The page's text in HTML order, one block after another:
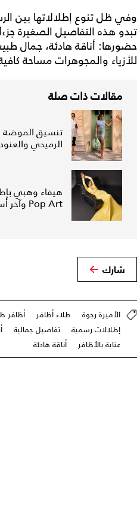
وفي ظل تنوع إطلالاتها بين
تبدو هذه التفاصيل الصغيرة
حضورها: أناقة هادئة، جمال
للأزياء والمجوهرات مساحة
مقالات ذات صلة
تنسيق
الرميحي
هيفاء وهبي
Pop Art وآخر أسود جريء
شارك
الأميرة رجوة طلاء أظافر أظافر
إطلالات رسمية
تفاصيل جمالية
عناية بالأظافر
أناقة هادئة